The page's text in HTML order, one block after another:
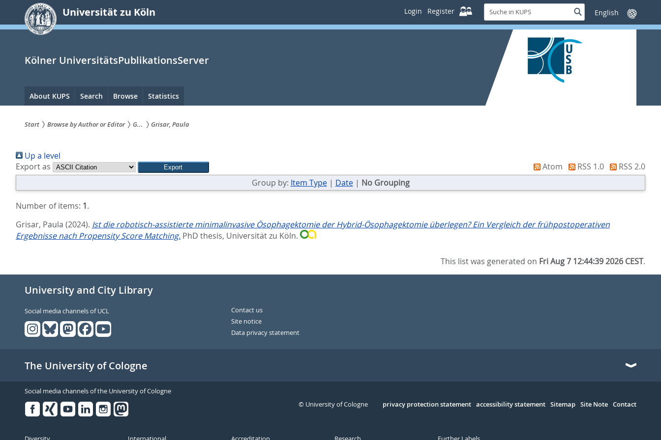
springen
Universität zu Köln Login Register
Suche
in
KUPS
SucheSprache
wechseln
Kölner UniversitätsPublikationsServer
Hauptnavigation
About KUPS Search Browse Statistics
sind
hier:
Start Browse by Author or Editor G... Grisar, Paula
Up a level
Export as
Atom RSS 1.0
RSS 2.0
Group by: Item Type| Date| No Grouping
Number of items: 1.
Grisar, Paula (2024). Ist die robotisch-assistierte minimalinvasive Ösophagektomie der Hybrid-Ösophagektomie überlegen? Ein Vergleich der frühpostoperativen
Ergebnisse nach Propensity Score Matching. PhD thesis, Universität zu Köln.
This list was generated on Fri Aug 7 12:44:39 2026 CEST.
University and City Library
Social media channels of UCL
Contact us
Site notice
Data privacy statement
The University of Cologne
Social media channels of the University of Cologne
Serivce
privacy protection statement accessibility statement Sitemap Site Note Contact
© University of Cologne